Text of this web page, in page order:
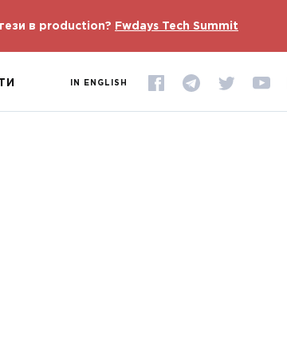
в production? Fwdays Tech Summit
IN ENGLISH